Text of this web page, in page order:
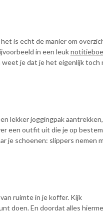
is echt de manier om
in een leuk
weet je dat je het eigenlijk toch
lekker joggingpak
een outfit uit die je op
je schoenen: slippers nemen
ruimte in je koffer. Kijk
doen. En doordat alles